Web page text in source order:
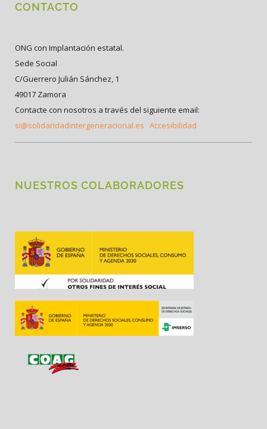
CONTACTO
ONG con Implantación estatal.
Sede Social
C/Guerrero Julián Sánchez, 1
49017 Zamora
Contacte con nosotros a través del siguiente email:
si@solidaridadintergeneracional.es Accesibilidad
NUESTROS COLABORADORES